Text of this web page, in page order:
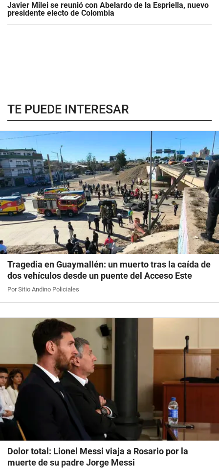
Javier Milei se reunió con Abelardo de la Espriella, nuevo
presidente electo de Colombia
TE PUEDE INTERESAR
Tragedia en Guaymallén: un muerto tras la caída de
dos vehículos desde un puente del Acceso Este
Por Sitio Andino Policiales
Dolor total: Lionel Messi viaja a Rosario por la
muerte de su padre Jorge Messi